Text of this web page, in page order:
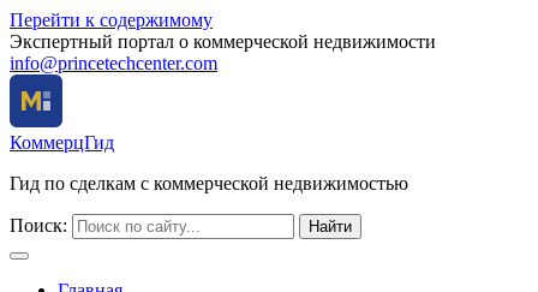
Перейти к содержимому
Экспертный портал о коммерческой недвижимости
info@princetechcenter.com
КоммерцГид
Гид по сделкам с коммерческой недвижимостью
Поиск: Найти